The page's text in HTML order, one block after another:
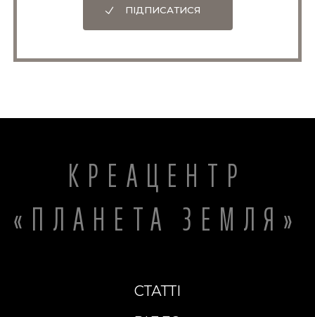
ПІДПИСАТИСЯ
КРЕАЦЕНТР
«ПЛАНЕТА ЗЕМЛЯ»
СТАТТІ